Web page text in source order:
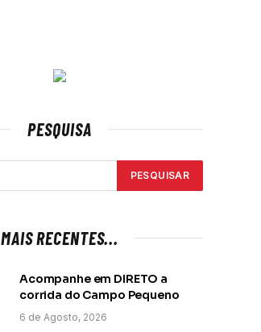
PESQUISA
MAIS RECENTES...
Acompanhe em DIRETO a
corrida do Campo Pequeno
6 de Agosto, 2026